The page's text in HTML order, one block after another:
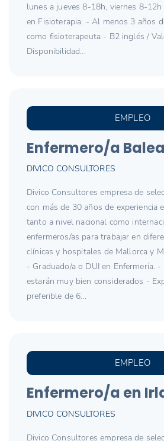
lunes a jueves 8-18h, viernes 8-
en Fisioterapia. - Al menos 3 años
como fisioterapeuta - B2 inglés /
Disponibilidad...
EMPLEO
Enfermero/a
DIVICO CONSULTORES
Divico Consultores empresa de
con más de 30 años de experiencia
tanto a nivel nacional como
enfermeros/as para trabajar en
clínicas y hospitales de Mallorca y
- Graduado/a o DUI en Enfermería.
estarán muy bien considerados -
preferible de 6...
EMPLEO
Enfermero/a en
DIVICO CONSULTORES
Divico Consultores empresa de